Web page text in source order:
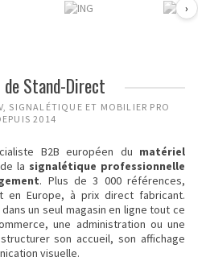
›
de Stand-Direct
SIGNALÉTIQUE ET MOBILIER PRO
2014
B2B européen du matériel
la signalétique professionnelle
. Plus de 3 000 références,
en Europe, à prix direct fabricant.
un seul magasin en ligne tout ce
une administration ou une
son accueil, son affichage
visuelle.